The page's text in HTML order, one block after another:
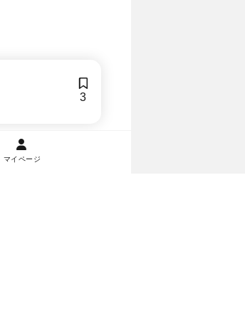
3
マイページ